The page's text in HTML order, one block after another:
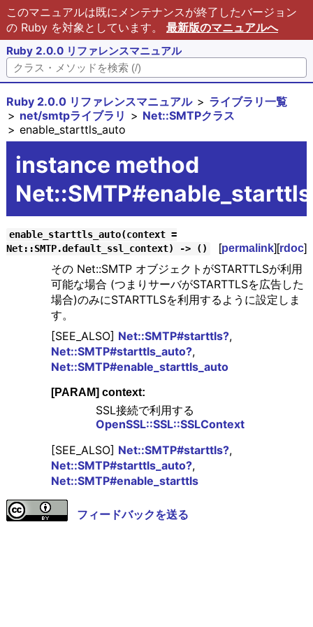
このマニュアルは既にメンテナンスが終了したバージョン
の Ruby を対象としています。 最新版のマニュアルへ
Ruby 2.0.0 リファレンスマニュアル
Ruby 2.0.0 リファレンスマニュアル
ライブラリ一覧
net/smtpライブラリ
Net::SMTPクラス
enable_starttls_auto
instance method
enable_starttls_auto(context =
Net::SMTP.default_ssl_context) -> ()
[permalink][rdoc]
その Net::SMTP オブジェクトがSTARTTLSが利用
可能な場合 (つまりサーバがSTARTTLSを広告した
場合)のみにSTARTTLSを利用するように設定しま
す。
[SEE_ALSO] Net::SMTP#starttls?,
Net::SMTP#starttls_auto?,
Net::SMTP#enable_starttls_auto
[PARAM] context:
SSL接続で利用する
OpenSSL::SSL::SSLContext
[SEE_ALSO] Net::SMTP#starttls?,
Net::SMTP#starttls_auto?,
Net::SMTP#enable_starttls
フィードバックを送る